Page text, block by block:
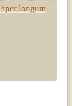
longum